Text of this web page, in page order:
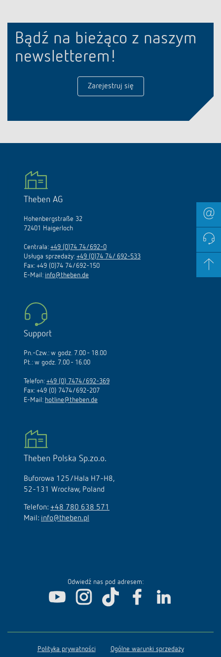
Bądź na bieżąco z naszym
newsletterem!
Zarejestruj się
Theben AG
Hohenbergstraße 32
72401 Haigerloch
Centrala: +49 (0)74 74/692-0
Usługa sprzedaży: +49 (0)74 74/ 692-533
Fax: +49 (0)74 74/692-150
E-Mail: info@theben.de
Support
Pn.-Czw.: w godz. 7.00 - 18.00
Pt.: w godz. 7.00 - 16.00
Telefon: +49 (0) 7474/692-369
Fax: +49 (0) 7474/692-207
E-Mail: hotline@theben.de
Theben Polska Sp.zo.o.
Buforowa 125/Hala H7-H8,
52-131 Wrocław, Poland
Telefon: +48 780 638 571
Mail: info@theben.pl
Odwiedź nas pod adresem:
Polityka prywatności Ogólne warunki sprzedaży